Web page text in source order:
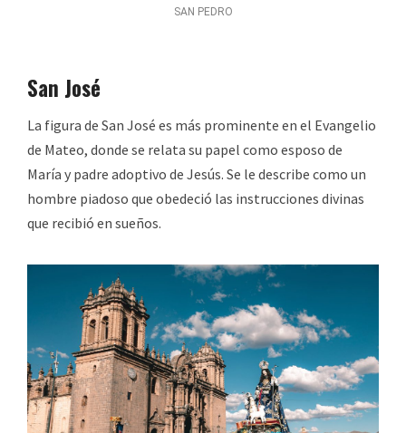
SAN PEDRO
San José
La figura de San José es más prominente en el Evangelio
de Mateo, donde se relata su papel como esposo de
María y padre adoptivo de Jesús. Se le describe como un
hombre piadoso que obedeció las instrucciones divinas
que recibió en sueños.